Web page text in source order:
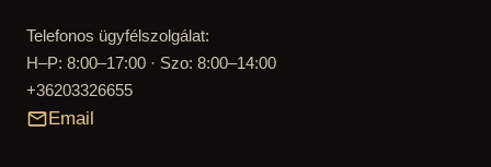
Telefonos ügyfélszolgálat:
H–P: 8:00–17:00 · Szo: 8:00–14:00
+36203326655
Email